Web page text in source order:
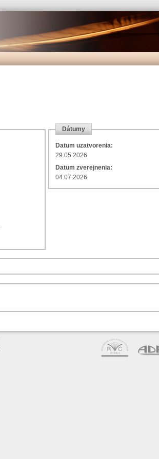
Dátumy
Datum uzatvorenia:
29.05.2026
Datum zverejnenia:
04.07.2026